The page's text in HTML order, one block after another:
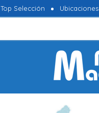
Top Selección Ubicaciones